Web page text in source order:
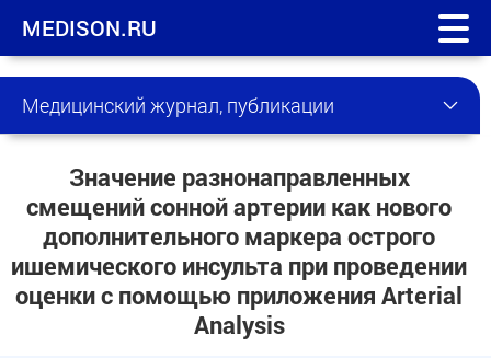
MEDISON.RU
Медицинский журнал, публикации
Значение разнонаправленных
смещений сонной артерии как нового
дополнительного маркера острого
ишемического инсульта при проведении
оценки с помощью приложения Arterial
Analysis